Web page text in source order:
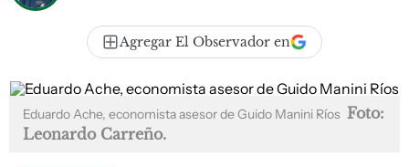
Agregar El Observador en
Eduardo Ache, economista asesor de Guido Manini Ríos Foto:
Leonardo Carreño.